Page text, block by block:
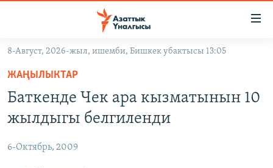
Навигацияга
өтүңүз
Издөөгө
салыңыз
ЭКОНОМИКА
БОРБОР АЗИЯ
АТАЙЫН ИЛИКТӨӨ
8-Август, 2026-жыл, ишемби, Бишкек убактысы 13:05
ЖАҢЫЛЫКТАР
Баткенде Чек ара кызматынын 10
жылдыгы белгиленди
6-Октябрь, 2009